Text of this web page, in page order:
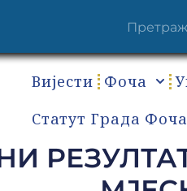
Вијести Фоча
Статут Града Фоча